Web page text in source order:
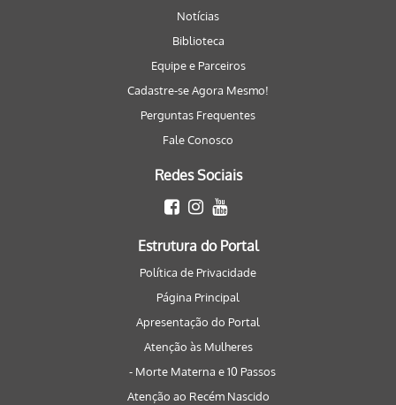
Notícias
Biblioteca
Equipe e Parceiros
Cadastre-se Agora Mesmo!
Perguntas Frequentes
Fale Conosco
Redes Sociais
Estrutura do Portal
Política de Privacidade
Página Principal
Apresentação do Portal
Atenção às Mulheres
- Morte Materna e 10 Passos
Atenção ao Recém Nascido